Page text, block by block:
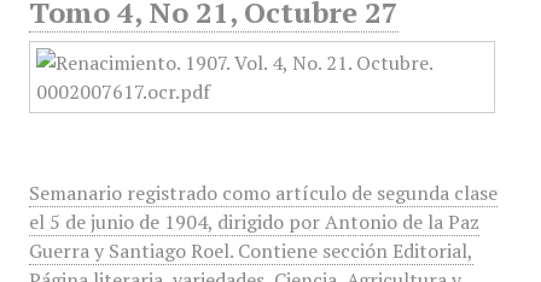
Tomo 4, No 21, Octubre 27
Semanario registrado como artículo de segunda clase
el 5 de junio de 1904, dirigido por Antonio de la Paz
Guerra y Santiago Roel. Contiene sección Editorial,